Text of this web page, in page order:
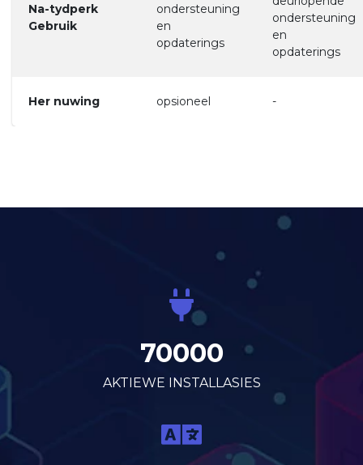
Na-tydperk
Gebruik
ondersteuning
en
opdaterings
ondersteuning
en
opdaterings
Her nuwing opsioneel -
70000
AKTIEWE INSTALLASIES